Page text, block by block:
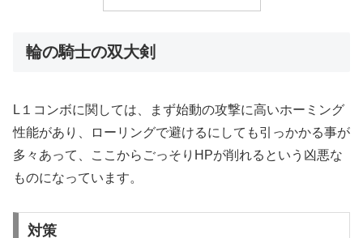
輪の騎士の双大剣
L１コンボに関しては、まず始動の攻撃に高いホーミング
性能があり、ローリングで避けるにしても引っかかる事が
多々あって、ここからごっそりHPが削れるという凶悪な
ものになっています。
対策